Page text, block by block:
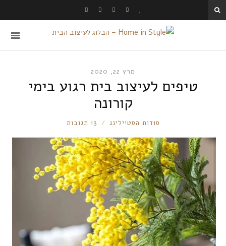
מרץ 22, 2020
טיפים לעיצוב בית רגוע בימי
קורונה
RONNIE
סודות הסטיילינג 13 תגובות